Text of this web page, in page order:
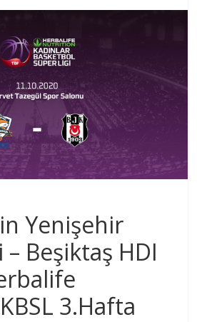
Yenişehir
Beşiktaş HDI
3.Hafta